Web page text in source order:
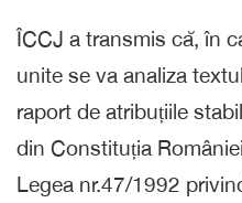
ÎCCJ a transmis că, în
unite se va analiza
raport de atribuțiile
din Constituția
Legea nr.47/1992